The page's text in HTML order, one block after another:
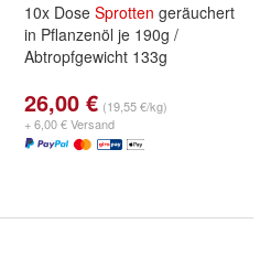
10x Dose Sprotten geräuchert
in Pflanzenöl je 190g /
Abtropfgewicht 133g
26,00 € (19,55 €/kg)
+ 6,00 € Versand